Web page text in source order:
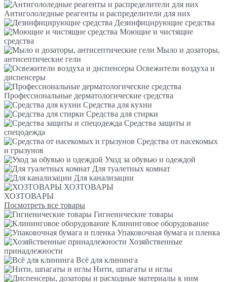
Антигололедные реагенты и распределители для них
Дезинфицирующие средства
Моющие и чистящие
средства
Мыло и дозаторы,
антисептические гели
Освежители воздуха и
диспенсеры
Профессиональные дерматологические средства
Средства для кухни
Средства для стирки
Средства защиты и
спецодежда
Средства от насекомых
и грызунов
Уход за обувью и одеждой
Для туалетных комнат
Для канализации
ХОЗТОВАРЫ
ХОЗТОВАРЫ
Посмотреть все товары
Гигиенические товары
Клининговое оборудование
Упаковочная бумага и пленка
Хозяйственные
принадлежности
Всё для клининга
Нити, шпагаты и иглы